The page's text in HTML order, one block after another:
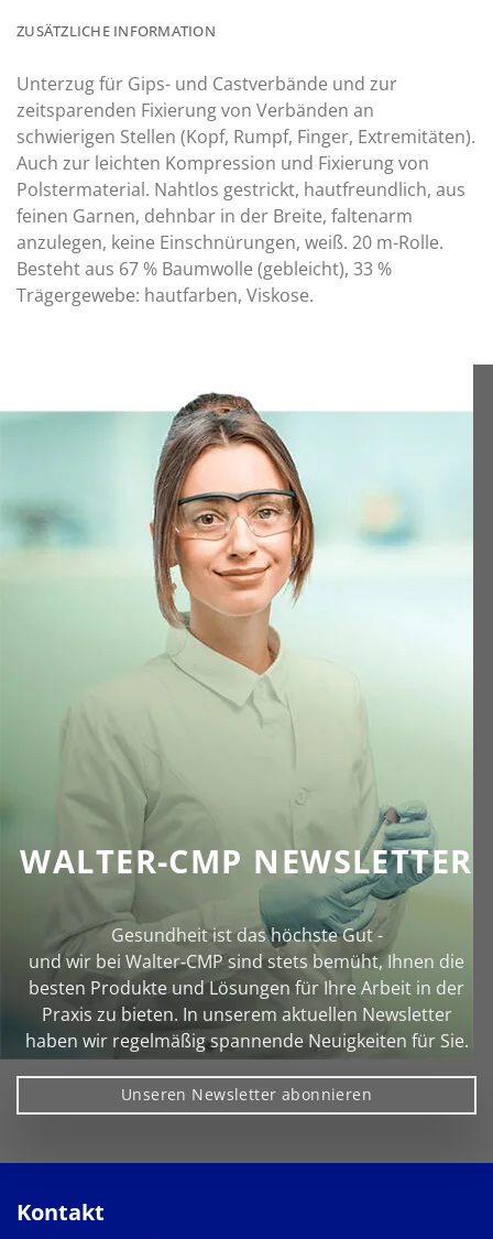
ZUSÄTZLICHE INFORMATION
Unterzug für Gips- und Castverbände und zur
zeitsparenden Fixierung von Verbänden an
schwierigen Stellen (Kopf, Rumpf, Finger, Extremitäten).
Auch zur leichten Kompression und Fixierung von
Polstermaterial. Nahtlos gestrickt, hautfreundlich, aus
feinen Garnen, dehnbar in der Breite, faltenarm
anzulegen, keine Einschnürungen, weiß. 20 m-Rolle.
Besteht aus 67 % Baumwolle (gebleicht), 33 %
Trägergewebe: hautfarben, Viskose.
WALTER-CMP NEWSLETTER
Gesundheit ist das höchste Gut -
und wir bei Walter‑CMP sind stets bemüht, Ihnen die
besten Produkte und Lösungen für Ihre Arbeit in der
Praxis zu bieten. In unserem aktuellen Newsletter
haben wir regelmäßig spannende Neuigkeiten für Sie.
Unseren Newsletter abonnieren
Kontakt